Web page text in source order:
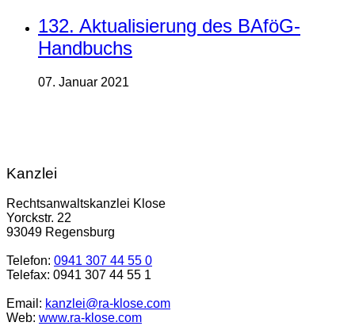
132. Aktualisierung des BAföG-
Handbuchs
07. Januar 2021
Kanzlei
Rechtsanwaltskanzlei Klose
Yorckstr. 22
93049 Regensburg
Telefon: 0941 307 44 55 0
Telefax: 0941 307 44 55 1
Email: kanzlei@ra-klose.com
Web: www.ra-klose.com